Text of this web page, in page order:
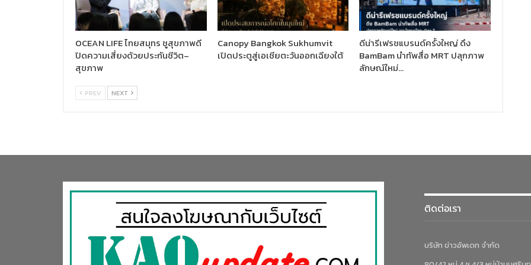
OCEAN LIFE ไทยสมุทร ชูสุขภาพดี
ปิดความเสี่ยงด้วยประกันชีวิต–
สุขภาพ
Canopy Bangkok Sukhumvit
เปิดประตูสู่เอเชียตะวันออกเฉียงใต้
ดีน่ารีเฟรชแบรนด์ครั้งใหญ่ ดึง
BamBam นำทัพสื่อ MRT ปลุกภาพ
ลักษณ์ใหม่…
PREV NEXT
ติดต่อเรา
บริษัท ข่าวอัพเดท จำกัด